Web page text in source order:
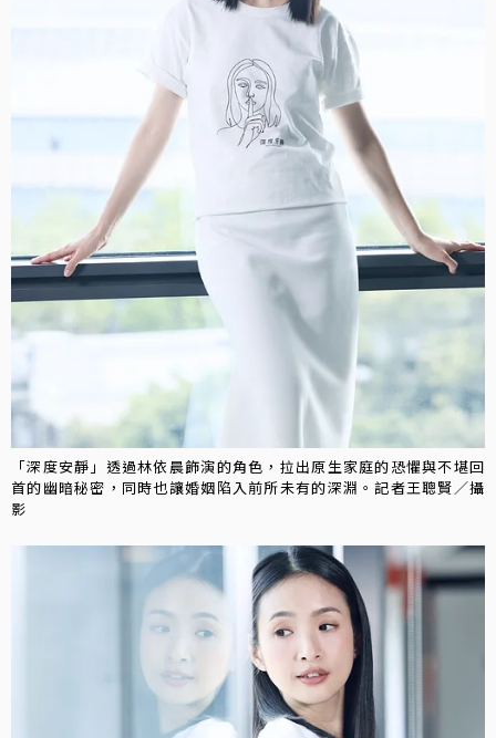
「深度安靜」透過林依晨飾演的角色，拉出原生家庭的恐懼與不堪回
首的幽暗秘密，同時也讓婚姻陷入前所未有的深淵。記者王聰賢／攝
影